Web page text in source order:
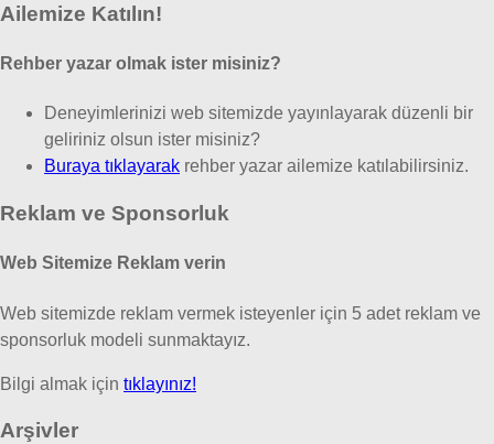
Ailemize Katılın!
Rehber yazar olmak ister misiniz?
Deneyimlerinizi web sitemizde yayınlayarak düzenli bir
geliriniz olsun ister misiniz?
Buraya tıklayarak rehber yazar ailemize katılabilirsiniz.
Reklam ve Sponsorluk
Web Sitemize Reklam verin
Web sitemizde reklam vermek isteyenler için 5 adet reklam ve
sponsorluk modeli sunmaktayız.
Bilgi almak için tıklayınız!
Arşivler